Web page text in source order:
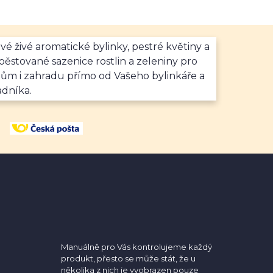
živé aromatické bylinky, pestré květiny a
sazenice rostlin a zeleniny pro
i zahradu přímo od Vašeho bylinkáře a
Manuálně pro Vás kontrolujeme každý
produkt, přesto se může stát, že u
několika z nich je vyobrazen pouze